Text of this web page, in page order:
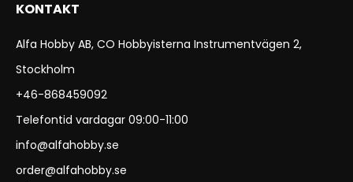
KONTAKT
Alfa Hobby AB, CO Hobbyisterna Instrumentvägen 2,
Stockholm
+46-868459092
Telefontid vardagar 09:00-11:00
info@alfahobby.se
order@alfahobby.se